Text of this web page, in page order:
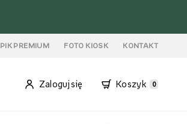
PREMIUM FOTO KIOSK KONTAKT
Zaloguj się Koszyk 0